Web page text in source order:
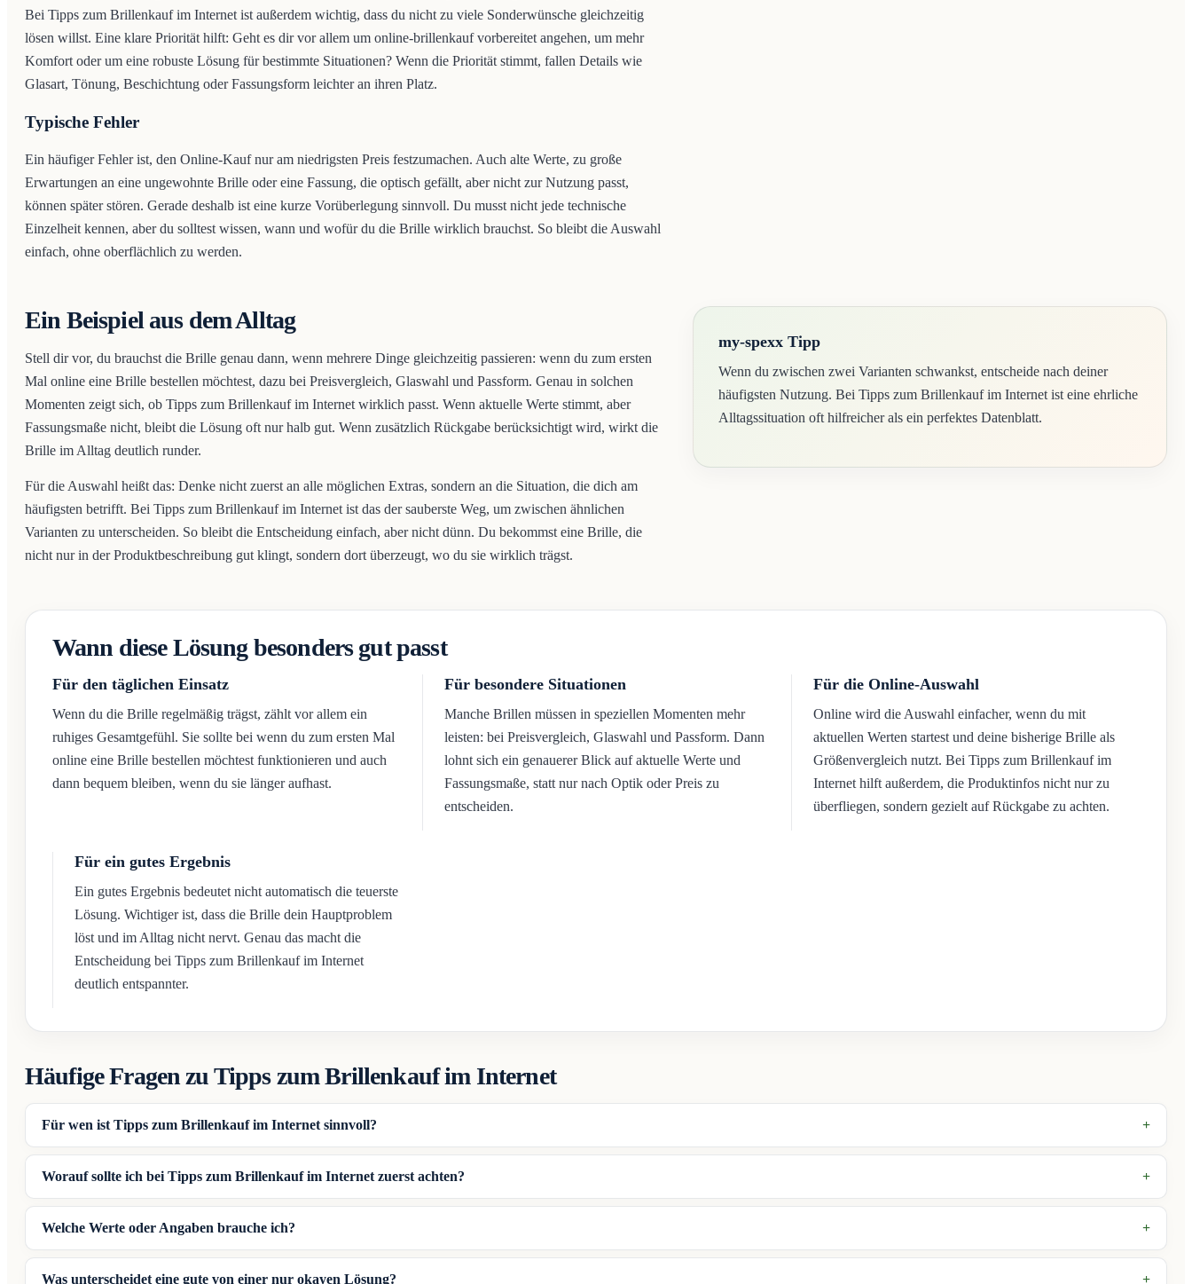
Bei Tipps zum Brillenkauf im Internet ist außerdem wichtig, dass du nicht zu viele Sonderwünsche gleichzeitig
lösen willst. Eine klare Priorität hilft: Geht es dir vor allem um online-brillenkauf vorbereitet angehen, um mehr
Komfort oder um eine robuste Lösung für bestimmte Situationen? Wenn die Priorität stimmt, fallen Details wie
Glasart, Tönung, Beschichtung oder Fassungsform leichter an ihren Platz.
Typische Fehler
Ein häufiger Fehler ist, den Online-Kauf nur am niedrigsten Preis festzumachen. Auch alte Werte, zu große
Erwartungen an eine ungewohnte Brille oder eine Fassung, die optisch gefällt, aber nicht zur Nutzung passt,
können später stören. Gerade deshalb ist eine kurze Vorüberlegung sinnvoll. Du musst nicht jede technische
Einzelheit kennen, aber du solltest wissen, wann und wofür du die Brille wirklich brauchst. So bleibt die Auswahl
einfach, ohne oberflächlich zu werden.
Ein Beispiel aus dem Alltag
Stell dir vor, du brauchst die Brille genau dann, wenn mehrere Dinge gleichzeitig passieren: wenn du zum ersten
Mal online eine Brille bestellen möchtest, dazu bei Preisvergleich, Glaswahl und Passform. Genau in solchen
Momenten zeigt sich, ob Tipps zum Brillenkauf im Internet wirklich passt. Wenn aktuelle Werte stimmt, aber
Fassungsmaße nicht, bleibt die Lösung oft nur halb gut. Wenn zusätzlich Rückgabe berücksichtigt wird, wirkt die
Brille im Alltag deutlich runder.
Für die Auswahl heißt das: Denke nicht zuerst an alle möglichen Extras, sondern an die Situation, die dich am
häufigsten betrifft. Bei Tipps zum Brillenkauf im Internet ist das der sauberste Weg, um zwischen ähnlichen
Varianten zu unterscheiden. So bleibt die Entscheidung einfach, aber nicht dünn. Du bekommst eine Brille, die
nicht nur in der Produktbeschreibung gut klingt, sondern dort überzeugt, wo du sie wirklich trägst.
my-spexx Tipp
Wenn du zwischen zwei Varianten schwankst, entscheide nach deiner
häufigsten Nutzung. Bei Tipps zum Brillenkauf im Internet ist eine ehrliche
Alltagssituation oft hilfreicher als ein perfektes Datenblatt.
Wann diese Lösung besonders gut passt
Für den täglichen Einsatz
Wenn du die Brille regelmäßig trägst, zählt vor allem ein
ruhiges Gesamtgefühl. Sie sollte bei wenn du zum ersten Mal
online eine Brille bestellen möchtest funktionieren und auch
dann bequem bleiben, wenn du sie länger aufhast.
Für besondere Situationen
Manche Brillen müssen in speziellen Momenten mehr
leisten: bei Preisvergleich, Glaswahl und Passform. Dann
lohnt sich ein genauerer Blick auf aktuelle Werte und
Fassungsmaße, statt nur nach Optik oder Preis zu
entscheiden.
Für die Online-Auswahl
Online wird die Auswahl einfacher, wenn du mit
aktuellen Werten startest und deine bisherige Brille als
Größenvergleich nutzt. Bei Tipps zum Brillenkauf im
Internet hilft außerdem, die Produktinfos nicht nur zu
überfliegen, sondern gezielt auf Rückgabe zu achten.
Für ein gutes Ergebnis
Ein gutes Ergebnis bedeutet nicht automatisch die teuerste
Lösung. Wichtiger ist, dass die Brille dein Hauptproblem
löst und im Alltag nicht nervt. Genau das macht die
Entscheidung bei Tipps zum Brillenkauf im Internet
deutlich entspannter.
Häufige Fragen zu Tipps zum Brillenkauf im Internet
Für wen ist Tipps zum Brillenkauf im Internet sinnvoll?
Worauf sollte ich bei Tipps zum Brillenkauf im Internet zuerst achten?
Welche Werte oder Angaben brauche ich?
Was unterscheidet eine gute von einer nur okayen Lösung?